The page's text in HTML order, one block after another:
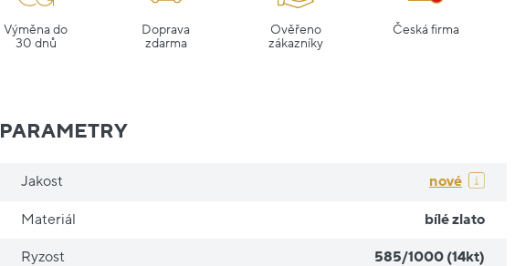
Výměna do
30 dnů
Doprava
zdarma
Ověřeno
zákazníky
Česká firma
PARAMETRY
Jakost nové
Materiál bílé zlato
Ryzost 585/1000 (14kt)